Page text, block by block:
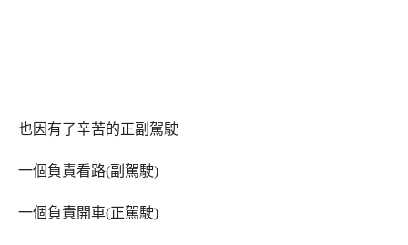
也因有了辛苦的正副駕駛
一個負責看路(副駕駛)
一個負責開車(正駕駛)